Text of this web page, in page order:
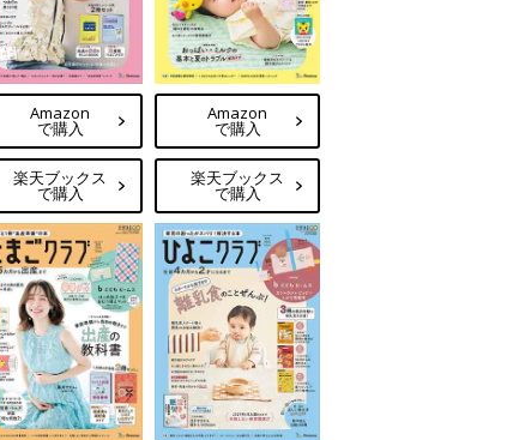
Amazon
で購入
楽天ブックス
で購入
Amazon
で購入
楽天ブックス
で購入